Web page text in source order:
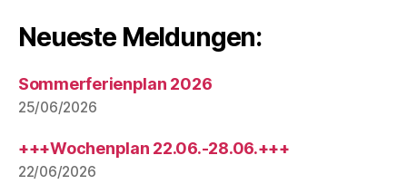
Neueste Meldungen:
Sommerferienplan 2026
25/06/2026
+++Wochenplan 22.06.-28.06.+++
22/06/2026